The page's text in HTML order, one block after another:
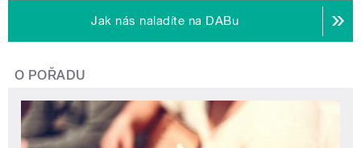
Jak nás naladíte na DABu
O POŘADU